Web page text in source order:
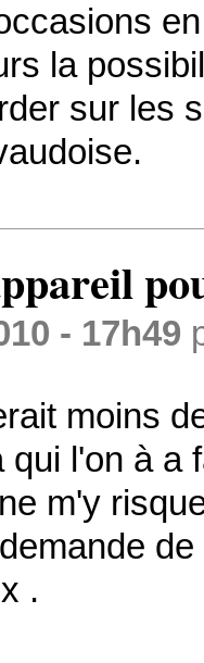
la
sur les
- 17h49
moins
qui l'on à a
m'y
.